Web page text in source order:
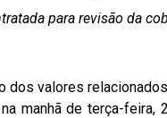
para revisão da
valores
manhã de terça-